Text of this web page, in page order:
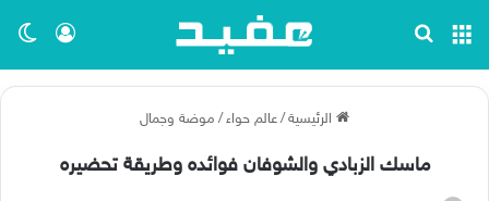
تسجيل القائمة
الرئيسية/عالم حواء/ موضة وجمال
ماسك الزبادي والشوفان فوائده وطريقة تحضيره